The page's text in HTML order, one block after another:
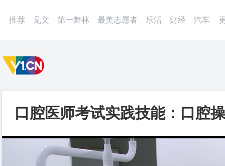
推荐 见文 第一舞林 最美志愿者 乐活 财经 汽车
口腔医师考试实践技能：口腔
项_第一视频